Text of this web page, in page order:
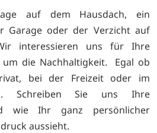
auf dem Hausdach, ein
Garage oder der Verzicht auf
interessieren uns für Ihre
um die Nachhaltigkeit. Egal ob
bei der Freizeit oder im
Schreiben Sie uns Ihre
wie Ihr ganz persönlicher
aussieht.